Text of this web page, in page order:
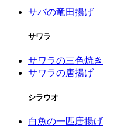
サバの竜田揚げ
サワラ
サワラの三色焼き
サワラの唐揚げ
シラウオ
白魚の一匹唐揚げ